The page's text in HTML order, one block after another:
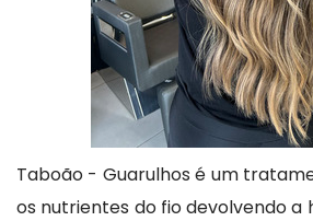
Taboão - Guarulhos é um
os nutrientes do fio devolvendo a